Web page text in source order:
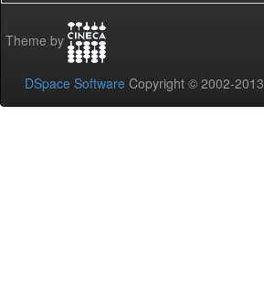
Theme by
DSpace Software Copyright © 2002-2013